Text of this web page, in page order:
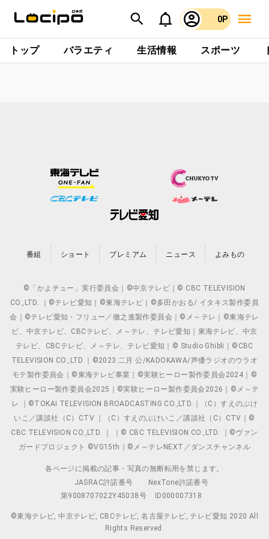
0P
トップ バラエティ 生活情報 スポーツ
番組 ショート プレミアム ニュース よみもの
©「かよチュー」実行委員会｜©中京テレビ｜© CBC TELEVISION
CO.,LTD. ｜©テレビ愛知｜©東海テレビ｜©多田かおる/ イタキス製作委員
会｜©テレビ愛知・フリュー／徹之進製作委員会｜©メ～テレ｜©東海テレ
ビ、中京テレビ、CBCテレビ、メ～テレ、テレビ愛知｜東海テレビ、中京
テレビ、CBCテレビ、メ～テレ、テレビ愛知｜© Studio Ghibli｜©CBC
TELEVISION CO.,LTD.｜©2023 二月 公/KADOKAWA/声優ラジオのウラオ
モテ製作委員会｜©東海テレビ事業｜©実験ヒーロー製作委員会2024｜©
実験ヒーロー製作委員会2025｜©実験ヒーロー製作委員会2026｜©メ～テ
レ ｜©TOKAI TELEVISION BROADCASTING CO.,LTD.｜（C）すえのぶけ
いこ／講談社（C）CTV ｜（C）すえのぶけいこ／講談社（C）CTV｜©
CBC TELEVISION CO.,LTD. ｜ ｜© CBC TELEVISION CO.,LTD. ｜©ヴァン
ガードプロジェクト ©VG15th｜©メ～テレNEXT／ダンスチャンネル
各ページに掲載の記事・写真の無断転用を禁じます。
JASRAC許諾番号
NexTone許諾番号
第9008707022Y45038号
ID000007318
©東海テレビ, 中京テレビ, CBCテレビ, 名古屋テレビ, テレビ愛知 2020 All
Rights Reserved.